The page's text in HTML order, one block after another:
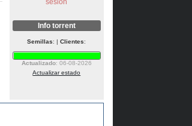
sesión
Info torrent
Semillas: |Clientes:
Actualizado: 06-08-2026
Actualizar estado